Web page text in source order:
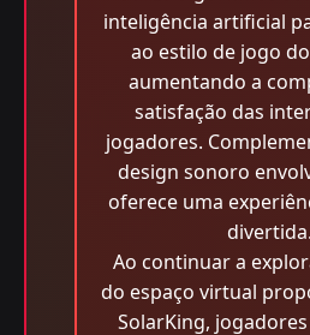
inteligência artificial
ao estilo de jogo
aumentando a
satisfação das
jogadores.
design sonoro
oferece uma
divertida.
Ao continuar a
do espaço virtual
SolarKing,